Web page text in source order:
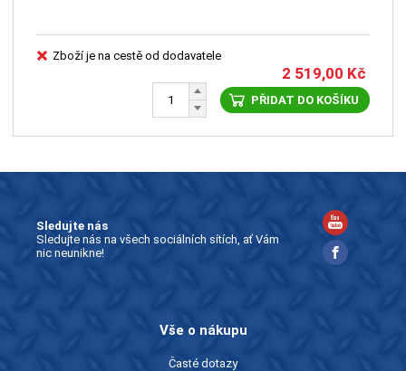
Zboží je na cestě od dodavatele
2 519,00 Kč
PŘIDAT DO KOŠÍKU
Sledujte nás
Sledujte nás na všech sociálních sítích, ať Vám
nic neunikne!
Vše o nákupu
Časté dotazy